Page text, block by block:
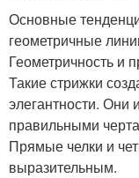
Основные
геометричные
Геометричность и
Такие стрижки
элегантности. Они
правильными
Прямые челки и
выразительным.